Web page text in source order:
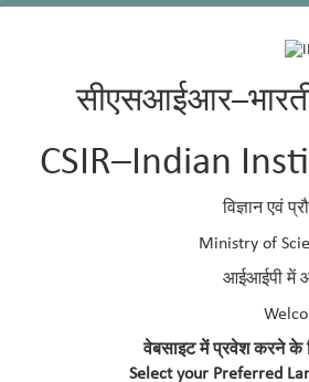
CSIR–Indian
विज्ञान एवं
Ministry of
आईआईपी में
वेबसाइट में प्रवेश करने के
Select your Preferred